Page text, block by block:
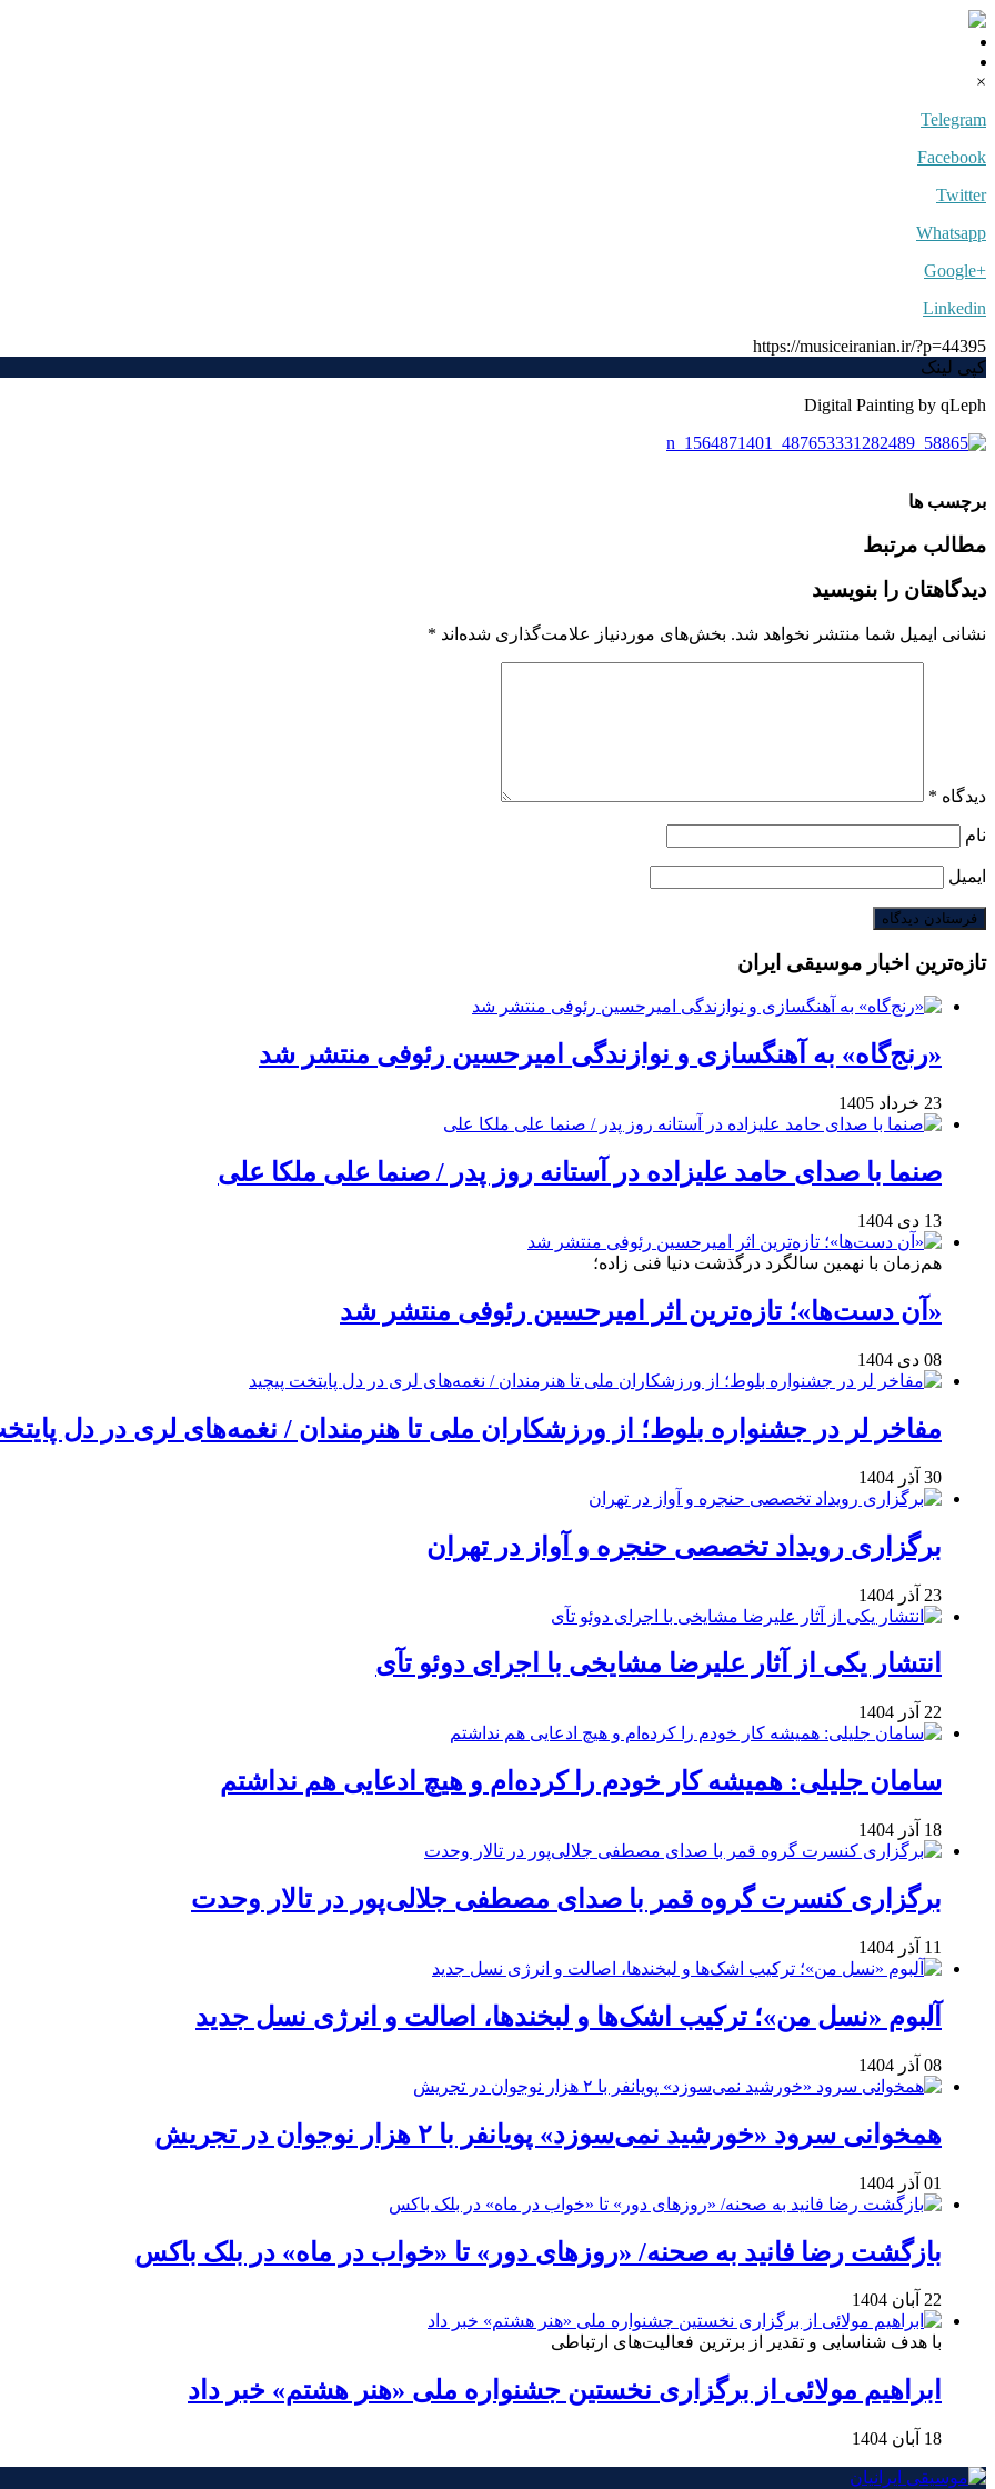
×
Telegram
Facebook
Twitter
Whatsapp
+Google
Linkedin
https://musiceiranian.ir/?p=44395
کپی لینک
Digital Painting by qLeph
برچسب ها
مطالب مرتبط
دیدگاهتان را بنویسید
نشانی ایمیل شما منتشر نخواهد شد. بخش‌های موردنیاز علامت‌گذاری شده‌اند *
دیدگاه *
نام
ایمیل
تازه‌ترین اخبار موسیقی ایران
«رنج‌گاه» به آهنگسازی و نوازندگی امیرحسین رئوفی منتشر شد
23 خرداد 1405
صنما با صدای حامد علیزاده در آستانه روز پدر / صنما علی ملکا علی
13 دی 1404
هم‌زمان با نهمین سالگرد درگذشت دنیا فنی زاده؛
«آن دست‌ها»؛ تازه‌ترین اثر امیرحسین رئوفی منتشر شد
08 دی 1404
مفاخر لر در جشنواره بلوط؛ از ورزشکاران ملی تا هنرمندان / نغمه‌های لری در دل
30 آذر 1404
برگزاری رویداد تخصصی حنجره و آواز در تهران
23 آذر 1404
انتشار یکی از آثار علیرضا مشایخی با اجرای دوئو تآی
22 آذر 1404
سامان جلیلی: همیشه کار خودم را کرده‌ام و هیچ ادعایی هم نداشتم
18 آذر 1404
برگزاری کنسرت گروه قمر با صدای مصطفی جلالی‌پور در تالار وحدت
11 آذر 1404
آلبوم «نسل من»؛ ترکیب اشک‌ها و لبخندها، اصالت و انرژی نسل جدید
08 آذر 1404
همخوانی سرود «خورشید نمی‌سوزد» پویانفر با ۲ هزار نوجوان در تجریش
01 آذر 1404
بازگشت رضا فانید به صحنه/ «روزهای دور» تا «خواب در ماه» در بلک باکس
22 آبان 1404
با هدف شناسایی و تقدیر از برترین فعالیت‌های ارتباطی
ابراهیم مولائی از برگزاری نخستین جشنواره ملی «هنر هشتم» خبر داد
18 آبان 1404